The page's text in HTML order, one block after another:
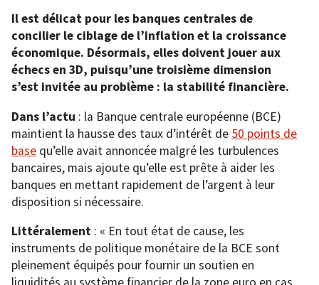
Il est délicat pour les banques centrales de
concilier le ciblage de l’inflation et la croissance
économique. Désormais, elles doivent jouer aux
échecs en 3D, puisqu’une troisième dimension
s’est invitée au problème : la stabilité financière.
Dans l’actu : la Banque centrale européenne (BCE)
maintient la hausse des taux d’intérêt de 50 points de
base qu’elle avait annoncée malgré les turbulences
bancaires, mais ajoute qu’elle est prête à aider les
banques en mettant rapidement de l’argent à leur
disposition si nécessaire.
Littéralement : « En tout état de cause, les
instruments de politique monétaire de la BCE sont
pleinement équipés pour fournir un soutien en